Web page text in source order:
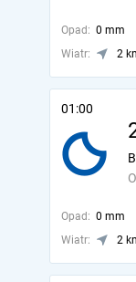
Opad: 0 mm
Wiatr:
2
01:00
Opad: 0 mm
Wiatr:
2